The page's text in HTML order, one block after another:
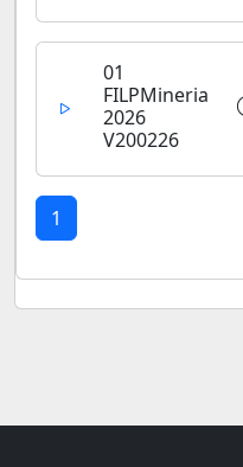
01
FILPMineria
2026
V200226
1